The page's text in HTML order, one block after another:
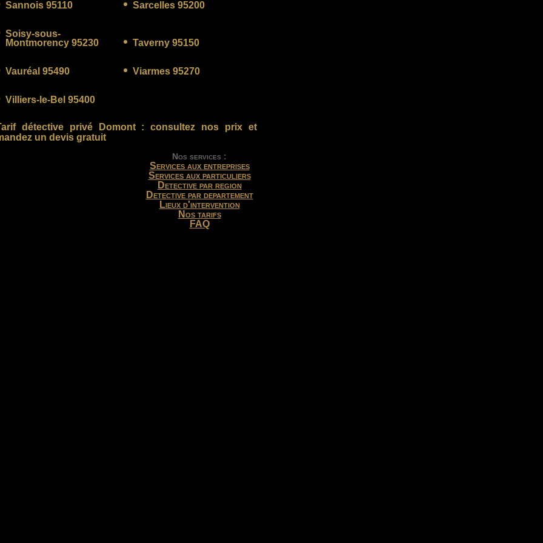
Sannois 95110 Sarcelles 95200
Soisy-sous-
Montmorency 95230
Taverny 95150
Vauréal 95490 Viarmes 95270
Villiers-le-Bel 95400
détective privé Domont: consultez nos prix et
un devis gratuit
Nos services :
Services aux entreprises
Services aux particuliers
Detective par region
Detective par departement
Lieux d'intervention
Nos tarifs
FAQ